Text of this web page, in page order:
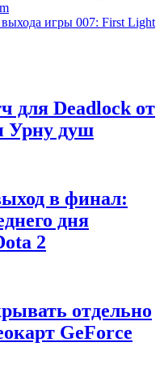
выхода игры 007: First Light
для Deadlock от
Урну душ
в финал:
дня
2
отдельно
GeForce